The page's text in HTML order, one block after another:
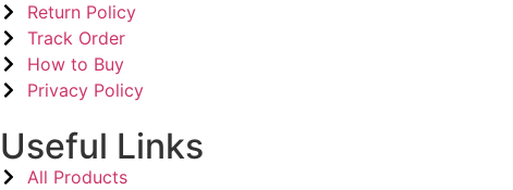
Return Policy
Track Order
How to Buy
Privacy Policy
Useful Links
All Products